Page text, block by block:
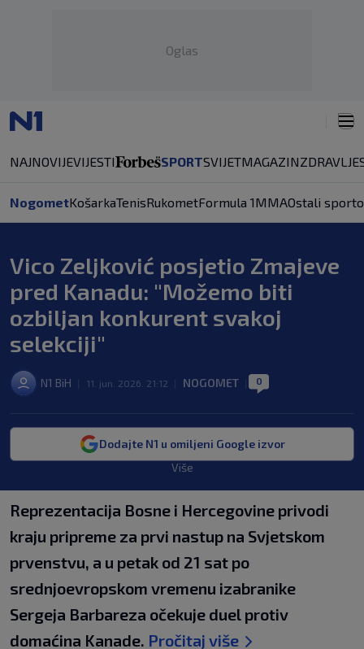
Oglas
NAJNOVIJEVIJESTI SPORTSVIJETMAGAZINZDRAVLJE
NogometKošarkaTenisRukometFormula 1MMAOstali
Vico Zeljković posjetio Zmajeve
pred Kanadu: "Možemo biti
ozbiljan konkurent svakoj
selekciji"
N1 BiH 11. jun. 2026. 21:12 NOGOMET 0
Dodajte N1 u omiljeni Google izvor
Više
Reprezentacija Bosne i Hercegovine privodi
kraju pripreme za prvi nastup na Svjetskom
prvenstvu, a u petak od 21 sat po
srednjoevropskom vremenu izabranike
Sergeja Barbareza očekuje duel protiv
domaćina Kanade. Pročitaj više